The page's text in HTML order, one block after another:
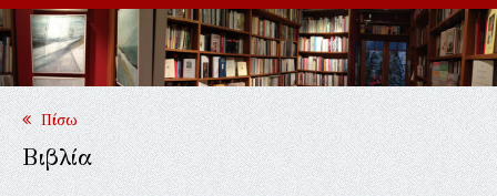
Εκδηλώσεις
Επικοινωνία
Πίσω
Βιβλία